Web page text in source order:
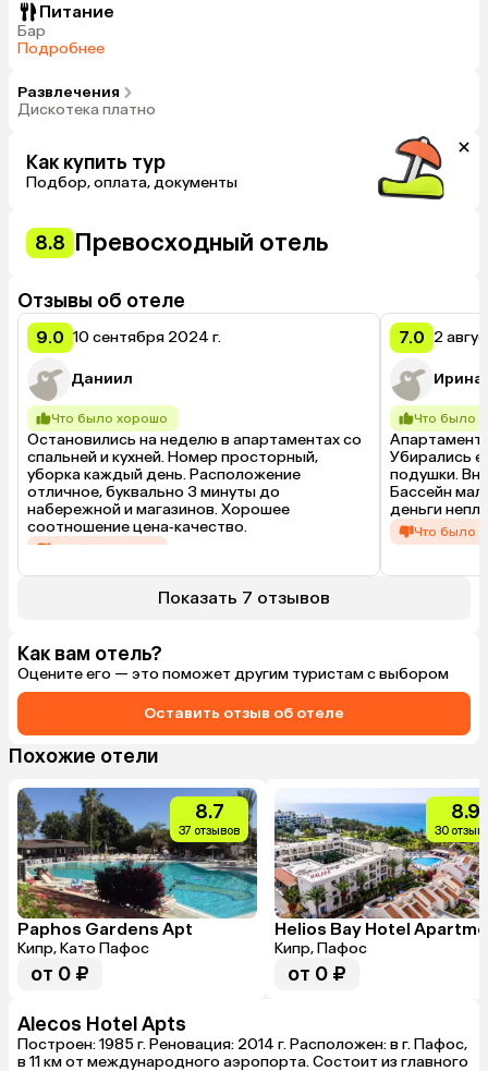
Питание
Бар
Подробнее
Развлечения
Дискотека платно
Как купить тур
Подбор, оплата, документы
8.8 Превосходный отель
Отзывы об отеле
9.0 10 сентября 2024 г.
Даниил
Что было хорошо
Остановились на неделю в апартаментах со
спальней и кухней. Номер просторный,
уборка каждый день. Расположение
отличное, буквально 3 минуты до
набережной и магазинов. Хорошее
соотношение цена‑качество.
Что было плохо
7.0 2
Ирина
Что было
Убирались
подушки.
Бассейн
деньги
Что было
Показать 7 отзывов
Как вам отель?
Оцените его — это поможет другим туристам с выбором
Оставить отзыв об отеле
Похожие отели
8.7
37 отзывов
Paphos Gardens Apt
Кипр, Като Пафос
от 0 ₽
8.9
30
Кипр, Пафос
от 0 ₽
Alecos Hotel Apts
Построен: 1985 г. Реновация: 2014 г. Расположен: в г. Пафос,
в 11 км от международного аэропорта. Состоит из главного